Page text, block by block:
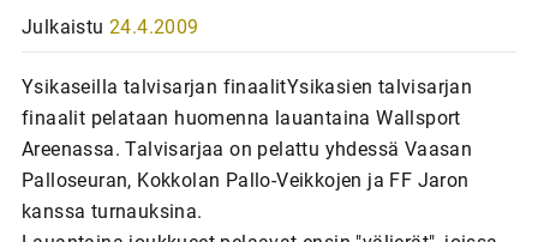
Julkaistu 24.4.2009
Ysikaseilla talvisarjan finaalitYsikasien talvisarjan
finaalit pelataan huomenna lauantaina Wallsport
Areenassa. Talvisarjaa on pelattu yhdessä Vaasan
Palloseuran, Kokkolan Pallo-Veikkojen ja FF Jaron
kanssa turnauksina.